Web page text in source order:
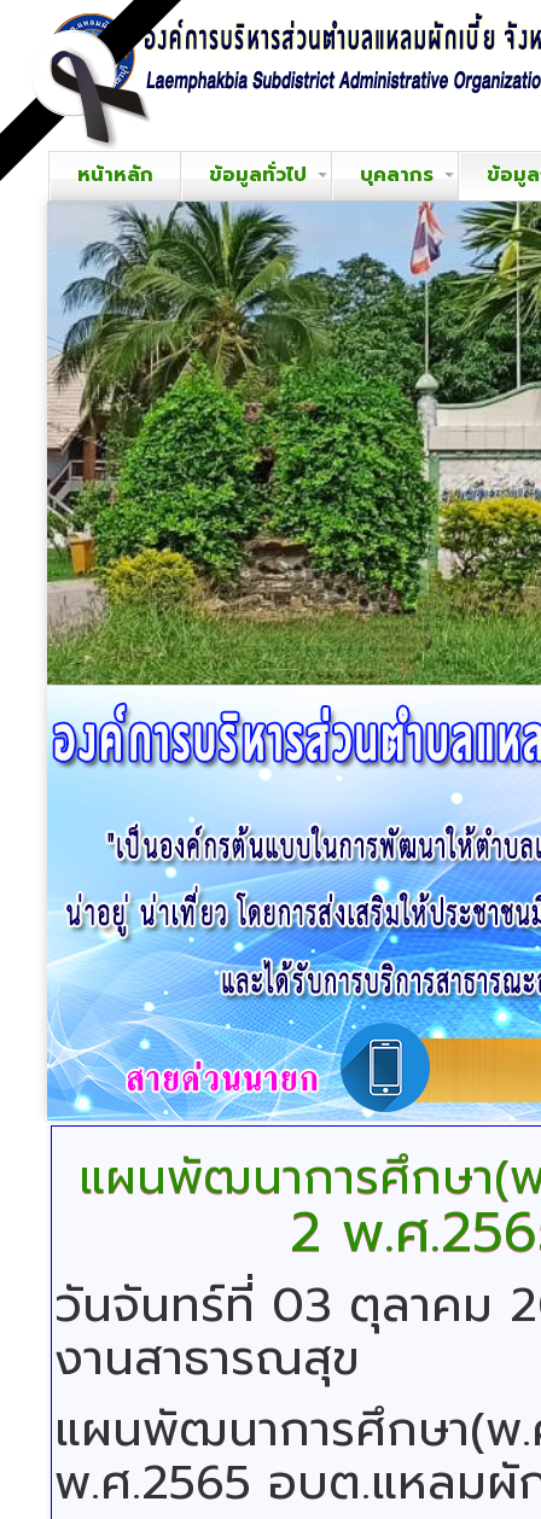
หน้าหลัก ข้อมูลทั่วไป บุคลากร ข้อมู
แผนพัฒนาการศึกษา(
2 พ.ศ
วันจันทร์ที่ 03 ตุลาคม
งานสาธารณสุข
แผนพัฒนาการศึกษา(พ
พ.ศ.2565 อบต.แหลม